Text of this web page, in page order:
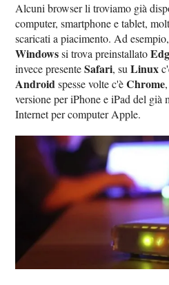
Alcuni browser li troviamo già
computer, smartphone e tablet,
scaricati a piacimento. Ad
Windowssi trova preinstallato
invece presenteSafari, suLinux
Androidspesse volte c'èChrome
versione per iPhone e iPad del già
Internet per computer Apple.